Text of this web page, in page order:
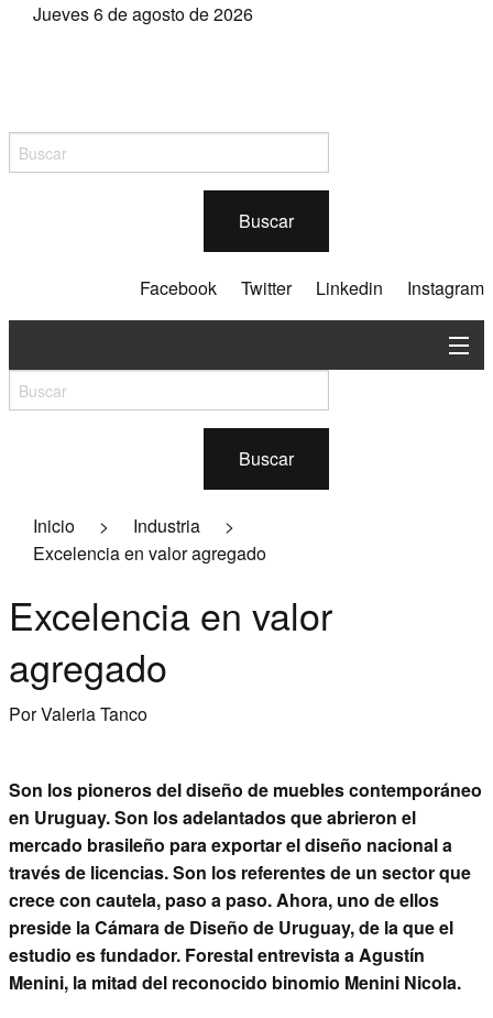
Jueves 6 de agosto de 2026
Buscar
Facebook Twitter Linkedin Instagram
En contexto
Economía
Ambiente
Pasó y pasará
Contacto
Suscribite a la revista
Buscar
Inicio > Industria
>
Excelencia en valor agregado
Excelencia en valor
agregado
Por Valeria Tanco
Son los pioneros del diseño de muebles contemporáneo
en Uruguay. Son los adelantados que abrieron el
mercado brasileño para exportar el diseño nacional a
través de licencias. Son los referentes de un sector que
crece con cautela, paso a paso. Ahora, uno de ellos
preside la Cámara de Diseño de Uruguay, de la que el
estudio es fundador. Forestal entrevista a Agustín
Menini, la mitad del reconocido binomio Menini Nicola.